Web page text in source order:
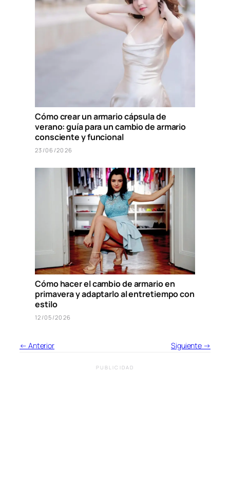
Cómo crear un armario cápsula de
verano: guía para un cambio de armario
consciente y funcional
23/06/2026
Cómo hacer el cambio de armario en
primavera y adaptarlo al entretiempo con
estilo
12/05/2026
← Anterior Siguiente →
PUBLICIDAD